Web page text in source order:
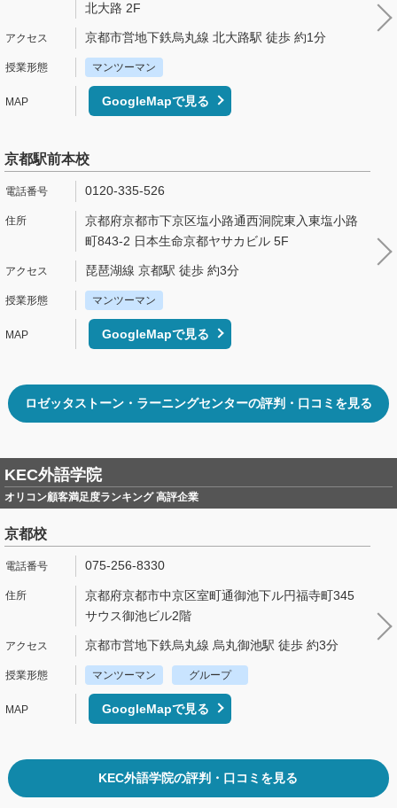
北大路 2F
京都市営地下鉄烏丸線 北大路駅 徒歩 約1分
マンツーマン
GoogleMapで見る
京都駅前本校
0120-335-526
京都府京都市下京区塩小路通西洞院東入東塩小路
町843-2 日本生命京都ヤサカビル 5F
琵琶湖線 京都駅 徒歩 約3分
マンツーマン
GoogleMapで見る
ロゼッタストーン・ラーニングセンターの評判・口コミを見る
KEC外語学院
オリコン顧客満足度ランキング 高評企業
京都校
075-256-8330
京都府京都市中京区室町通御池下ル円福寺町345
サウス御池ビル2階
京都市営地下鉄烏丸線 烏丸御池駅 徒歩 約3分
マンツーマン グループ
GoogleMapで見る
KEC外語学院の評判・口コミを見る